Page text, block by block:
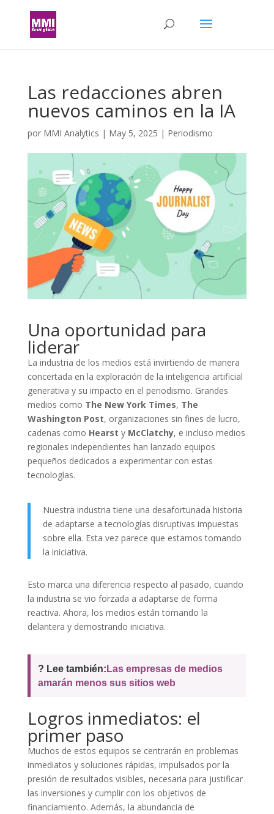
Las redacciones abren
nuevos caminos en la IA
por MMI Analytics | May 5, 2025 | Periodismo
Una oportunidad para
liderar
La industria de los medios está invirtiendo de manera
concertada en la exploración de la inteligencia artificial
generativa y su impacto en el periodismo. Grandes
medios como The New York Times, The
Washington Post, organizaciones sin fines de lucro,
cadenas como Hearst y McClatchy, e incluso medios
regionales independientes han lanzado equipos
pequeños dedicados a experimentar con estas
tecnologías.
Nuestra industria tiene una desafortunada historia
de adaptarse a tecnologías disruptivas impuestas
sobre ella. Esta vez parece que estamos tomando
la iniciativa.
Esto marca una diferencia respecto al pasado, cuando
la industria se vio forzada a adaptarse de forma
reactiva. Ahora, los medios están tomando la
delantera y demostrando iniciativa.
? Lee también: Las empresas de medios
amarán menos sus sitios web
Logros inmediatos: el
primer paso
Muchos de estos equipos se centrarán en problemas
inmediatos y soluciones rápidas, impulsados por la
presión de resultados visibles, necesaria para justificar
las inversiones y cumplir con los objetivos de
financiamiento. Además, la abundancia de